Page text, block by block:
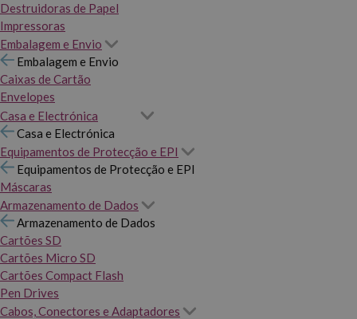
Destruidoras de Papel
Impressoras
Embalagem e Envio
Embalagem e Envio
Caixas de Cartão
Envelopes
Casa e Electrónica
Casa e Electrónica
Equipamentos de Protecção e EPI
Equipamentos de Protecção e EPI
Máscaras
Armazenamento de Dados
Armazenamento de Dados
Cartões SD
Cartões Micro SD
Cartões Compact Flash
Pen Drives
Cabos, Conectores e Adaptadores